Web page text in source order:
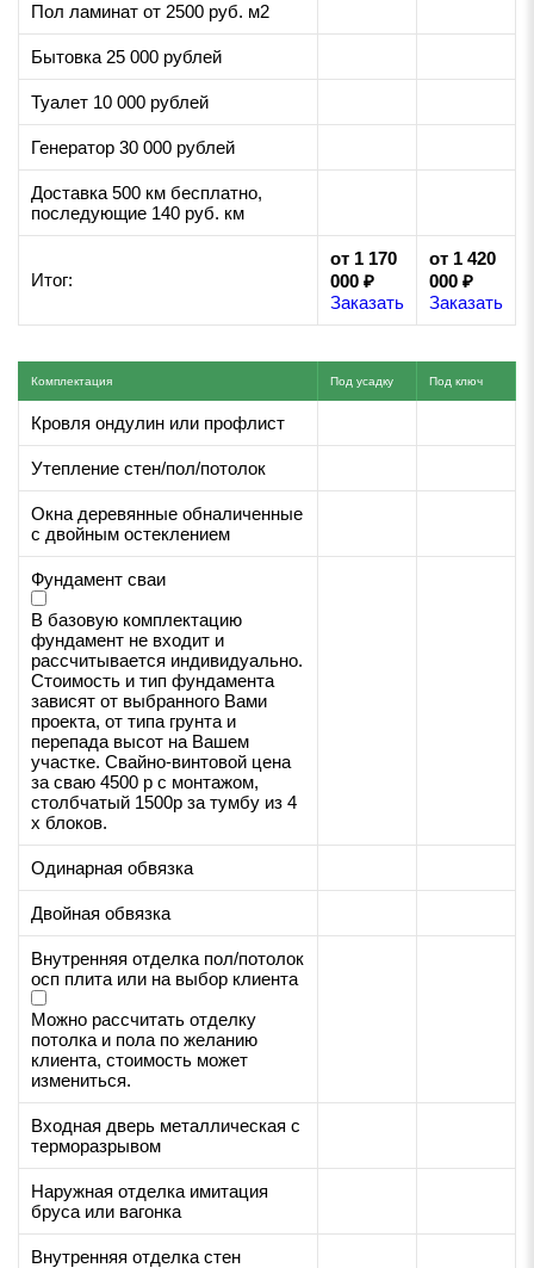
Пол ламинат от 2500 руб. м2
Бытовка 25 000 рублей
Туалет 10 000 рублей
Генератор 30 000 рублей
Доставка 500 км бесплатно,
последующие 140 руб. км
Итог:
от 1 170
000 ₽
Заказать
от 1 420
000 ₽
Заказать
Комплектация Под усадку Под ключ
Кровля ондулин или профлист
Утепление стен/пол/потолок
Окна деревянные обналиченные
с двойным остеклением
Фундамент сваи
В базовую комплектацию
фундамент не входит и
рассчитывается индивидуально.
Стоимость и тип фундамента
зависят от выбранного Вами
проекта, от типа грунта и
перепада высот на Вашем
участке. Свайно-винтовой цена
за сваю 4500 р с монтажом,
столбчатый 1500р за тумбу из 4
х блоков.
Одинарная обвязка
Двойная обвязка
Внутренняя отделка пол/потолок
осп плита или на выбор клиента
Можно рассчитать отделку
потолка и пола по желанию
клиента, стоимость может
измениться.
Входная дверь металлическая с
терморазрывом
Наружная отделка имитация
бруса или вагонка
Внутренняя отделка стен